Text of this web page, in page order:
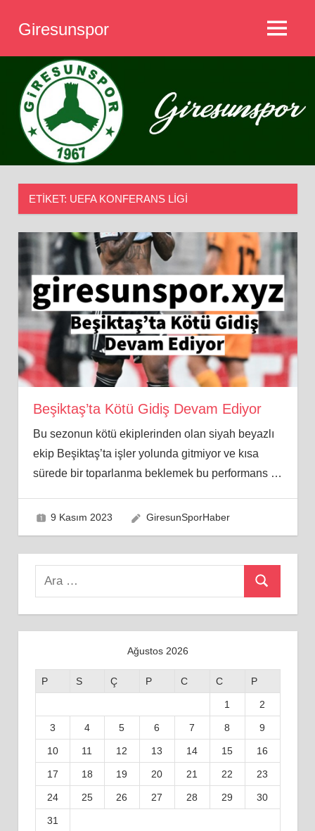
Giresunspor MENÜ
ETIKET: UEFA KONFERANS LIGI
Beşiktaş’ta Kötü Gidiş Devam Ediyor
Bu sezonun kötü ekiplerinden olan siyah beyazlı
ekip Beşiktaş’ta işler yolunda gitmiyor ve kısa
sürede bir toparlanma beklemek bu performans …
9 Kasım 2023 GiresunSporHaber
Search
Ara
Ağustos 2026
P S Ç P C C P
1 2
3 4 5 6 7 8 9
10 11 12 13 14 15 16
17 18 19 20 21 22 23
24 25 26 27 28 29 30
31